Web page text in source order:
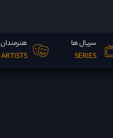
سریال ها
SERIES
هنرمندان
ARTISTS